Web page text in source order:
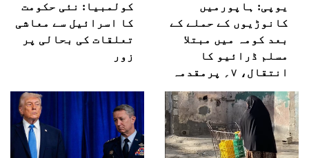
یوپی: ہاپورمیں
کانوڑیوں کے حملے کے
بعد کومہ میں مبتلا
مسلم ڈرائیو کا
انتقال، ۷؍ پرمقدمہ
کولمبیا: نئی حکومت
کا اسرائیل سے معاشی
تعلقات کی بحالی پر
زور